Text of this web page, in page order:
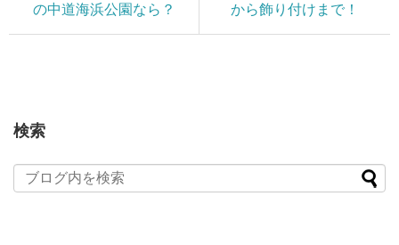
の中道海浜公園なら？
から飾り付けまで！
検索